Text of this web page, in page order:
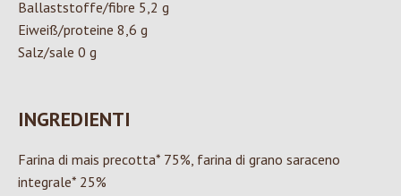
Ballaststoffe/fibre 5,2 g
Eiweiß/proteine 8,6 g
Salz/sale 0 g
INGREDIENTI
Farina di mais precotta* 75%, farina di grano saraceno
integrale* 25%